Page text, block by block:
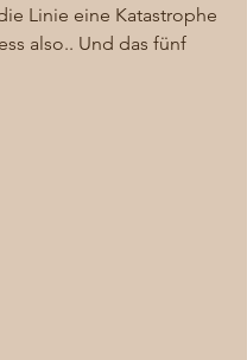
Linie eine Katastrophe
also.. Und das fünf